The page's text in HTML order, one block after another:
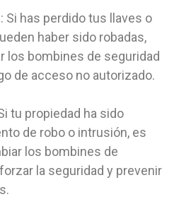
Si has perdido tus llaves o
haber sido robadas,
los bombines de seguridad
de acceso no autorizado.
tu propiedad ha sido
de robo o intrusión, es
los bombines de
la seguridad y prevenir